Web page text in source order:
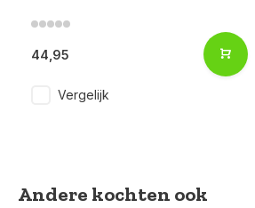
44,95
Vergelijk
Andere kochten ook